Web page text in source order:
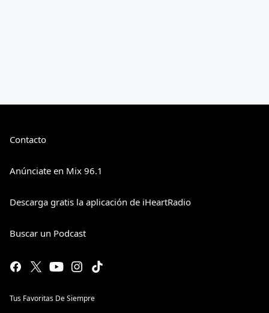
Contacto
Anúnciate en Mix 96.1
Descarga gratis la aplicación de iHeartRadio
Buscar un Podcast
Tus Favoritas De Siempre